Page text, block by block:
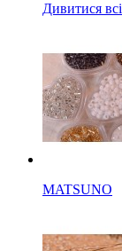
Дивитися всі
MATSUNO